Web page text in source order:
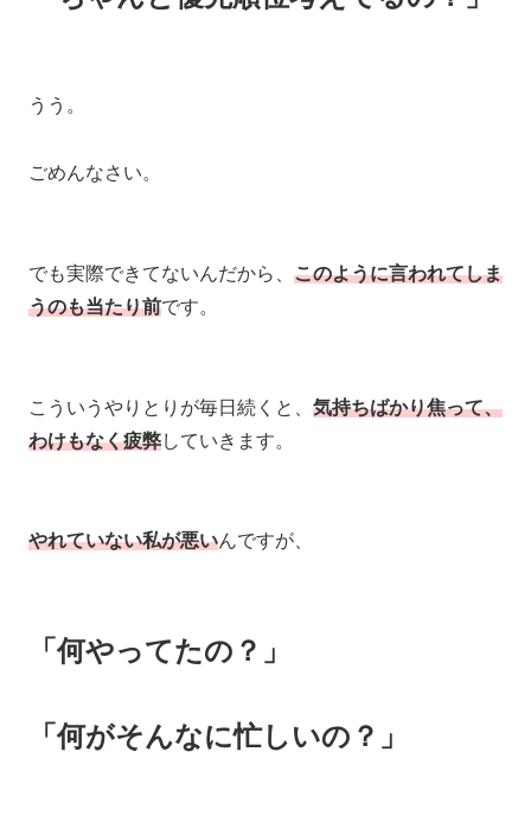
うう。
ごめんなさい。
でも実際できてないんだから、 このように言われてしま
うのも当たり前です。
こういうやりとりが毎日続くと、 気持ちばかり焦って、
わけもなく疲弊していきます。
やれていない私が悪いんですが、
「何やってたの？」
「何がそんなに忙しいの？」